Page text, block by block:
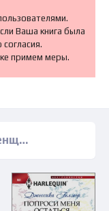
Ваша книга была
примем меры.
версии